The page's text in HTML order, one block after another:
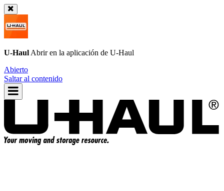
U-Haul Abrir en la aplicación de U-Haul
Abierto
Saltar al contenido